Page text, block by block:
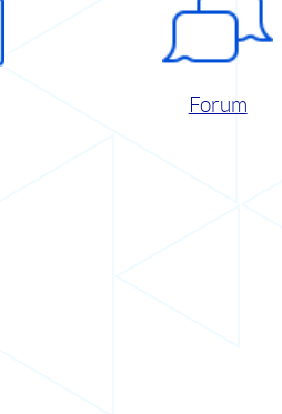
Forum